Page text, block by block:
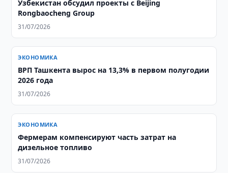
Узбекистан обсудил проекты с Beijing
Rongbaocheng Group
31/07/2026
ЭКОНОМИКА
ВРП Ташкента вырос на 13,3% в первом полугодии
2026 года
31/07/2026
ЭКОНОМИКА
Фермерам компенсируют часть затрат на
дизельное топливо
31/07/2026